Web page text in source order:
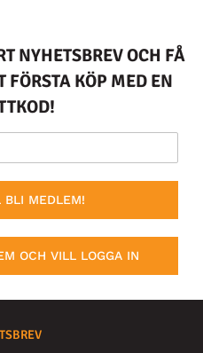
NYHETSBREV OCH FÅ
KÖP MED EN
MEDLEM!
OCH VILL LOGGA IN